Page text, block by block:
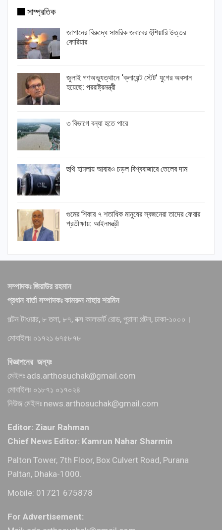
সাম্প্রতিক
জাপানের বিরুদ্ধে সামরিক জবাবের হুঁশিয়ারি উত্তর
কোরিয়ার
জুলাই গণঅভ্যুত্থানে ‘ক্লায়েন্ট স্টেট’ যুগের অবসান
হয়েছে: পররাষ্ট্রমন্ত্রী
৩ বিভাগে বন্যা হতে পারে
হুথি হামলায় আবারও চড়ল বিশ্ববাজারে তেলের দাম
গুমের শিকার ৭ শতাধিক মানুষের স্বজনেরা তাদের ফেরার
প্রতীক্ষায়: আইনমন্ত্রী
সম্পাদকঃ জিয়াউর রহমান
প্রধান বার্তা সম্পাদকঃ কামরুন নাহার শরমিন
পল্টন টাওয়ার, ৮ তলা, ৮৭, বক্স কালভার্ট রোড, পুরানা পল্টন, ঢাকা-১০০০।
মোবাইলঃ ০১৭২১ ৬৭৫৮৭৮
বিজ্ঞাপনের জন্যঃ
মেইলঃ ads.arthosuchak@gmail.com
মোবাইলঃ ০১৮৭১ ০১৭০২৪
নিউজ মেইলঃ news.arthosuchak@gmail.com
Editor: Ziaur Rahman
Chief News Editor: Kamrun Nahar Sharmin
Palton Tower, 7th Floor, Box Culvert Road, Purana
Paltan, Dhaka-1000.
Mobile: 01721 675878
For Advertisement: